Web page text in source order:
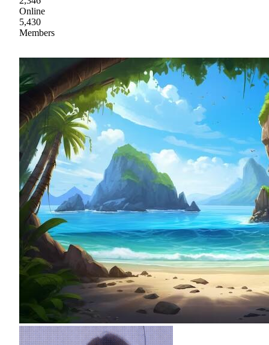
Online
5,430
Members